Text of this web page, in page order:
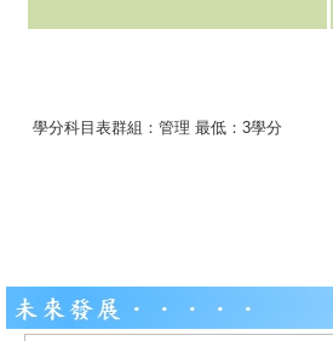
學分科目表群組：管理 最低：3學分